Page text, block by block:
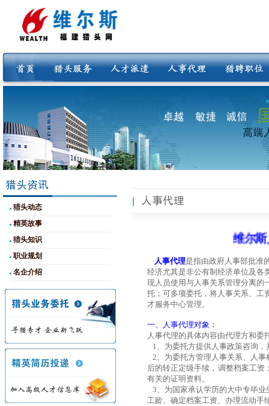
猎头动态
精英故事
猎头知识
职业规划
名企介绍
维尔斯
人事代理是指由政府人事部批准
经济尤其是非公有制经济单位及各
现人员使用与人事关系管理分离的
托；可多项委托，将人事关系、工
才服务中心管理。
一、
人事代理对象：
人事代理的具体内容由代理方和委
1、为委托方提供人事政策咨询
2、为委托方管理人事关系、人
后的转正定级手续，调整档案工
有关的证明资料。
3、为国家承认学历的大中专毕
工龄、确定档案工资、办理流动手